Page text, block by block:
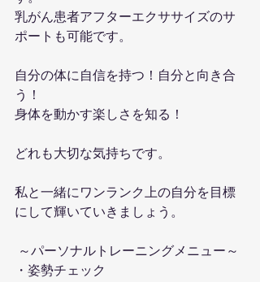
乳がん患者アフターエクササイズのサ
ポートも可能です。
自分の体に自信を持つ！自分と向き合
う！
身体を動かす楽しさを知る！
どれも大切な気持ちです。
私と一緒にワンランク上の自分を目標
にして輝いていきましょう。
～パーソナルトレーニングメニュー～
・姿勢チェック